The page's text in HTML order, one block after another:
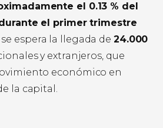
el 0.13 % del
el primer trimestre
espera la llegada de 24.000
y extranjeros, que
económico en
la capital.